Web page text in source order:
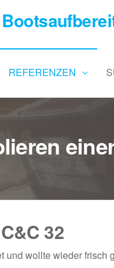
REFERENZEN
32
wollte wieder frisch